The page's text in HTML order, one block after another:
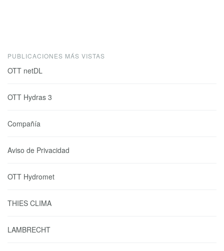
PUBLICACIONES MÁS VISTAS
OTT netDL
OTT Hydras 3
Compañía
Aviso de Privacidad
OTT Hydromet
THIES CLIMA
LAMBRECHT